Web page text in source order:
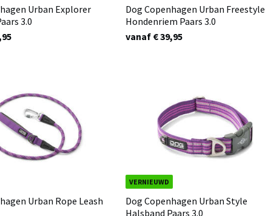
Urban Explorer
3.0
Dog Copenhagen Urban Freestyle
Hondenriem Paars 3.0
vanaf € 39,95
Urban Rope Leash
VERNIEUWD
Dog Copenhagen Urban Style
Halsband Paars 3.0